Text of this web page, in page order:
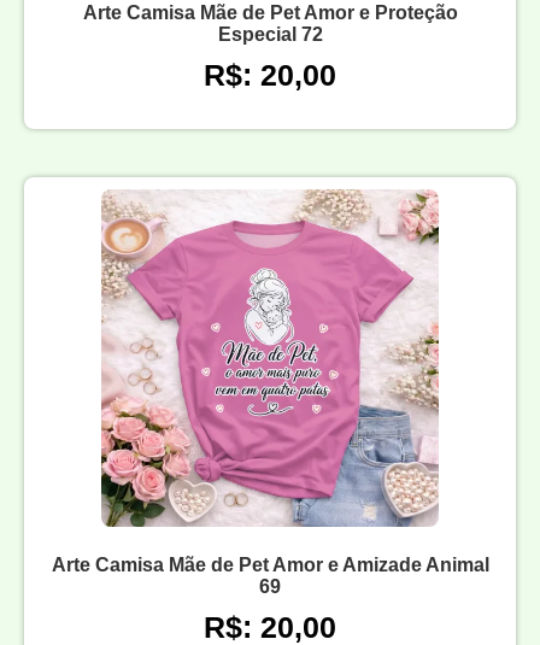
Arte Camisa Mãe de Pet Amor e Proteção
Especial 72
R$: 20,00
Arte Camisa Mãe de Pet Amor e Amizade Animal
69
R$: 20,00